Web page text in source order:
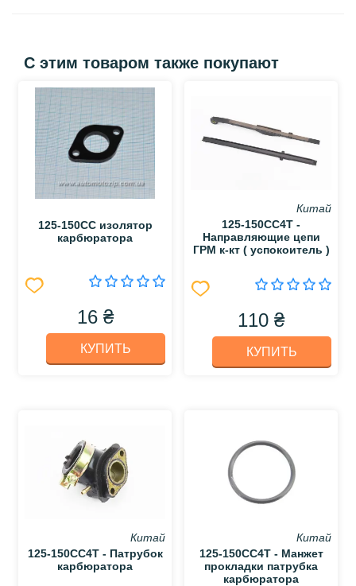
С этим товаром также покупают
125-150СС изолятор
карбюратора
16 ₴
КУПИТЬ
Китай
125-150CC4T -
Направляющие цепи
ГРМ к-кт ( успокоитель )
110 ₴
КУПИТЬ
Китай
125-150CC4T - Патрубок
карбюратора
Китай
125-150CC4T - Манжет
прокладки патрубка
карбюратора